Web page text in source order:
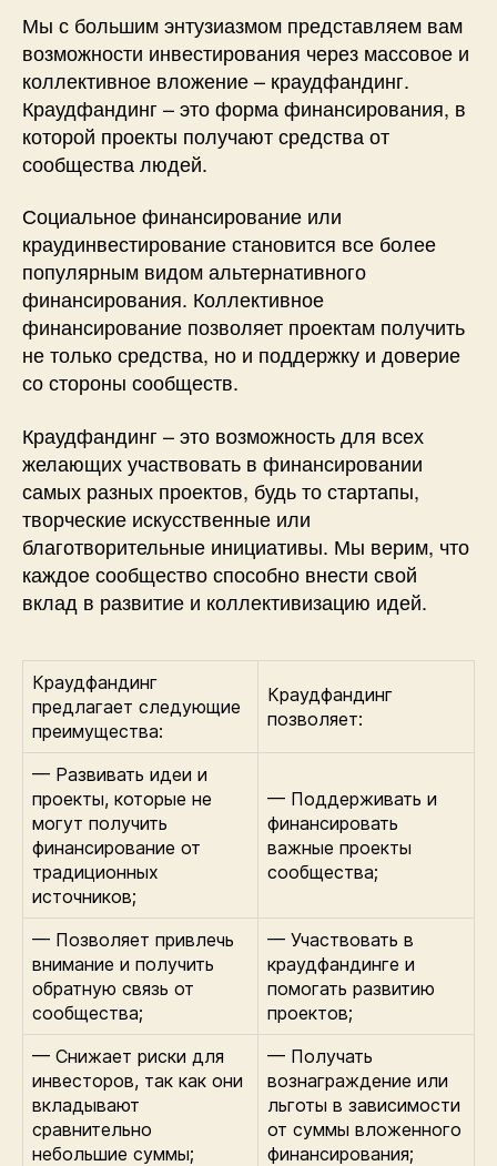
Мы с большим энтузиазмом представляем вам
возможности инвестирования через массовое и
коллективное вложение – краудфандинг.
Краудфандинг – это форма финансирования, в
которой проекты получают средства от
сообщества людей.
Социальное финансирование или
краудинвестирование становится все более
популярным видом альтернативного
финансирования. Коллективное
финансирование позволяет проектам получить
не только средства, но и поддержку и доверие
со стороны сообществ.
Краудфандинг – это возможность для всех
желающих участвовать в финансировании
самых разных проектов, будь то стартапы,
творческие искусственные или
благотворительные инициативы. Мы верим, что
каждое сообщество способно внести свой
вклад в развитие и коллективизацию идей.
Краудфандинг
предлагает следующие
преимущества:
Краудфандинг
позволяет:
— Развивать идеи и
проекты, которые не
могут получить
финансирование от
традиционных
источников;
— Поддерживать и
финансировать
важные проекты
сообщества;
— Позволяет привлечь
внимание и получить
обратную связь от
сообщества;
— Участвовать в
краудфандинге и
помогать развитию
проектов;
— Снижает риски для
инвесторов, так как они
вкладывают
сравнительно
небольшие суммы;
— Получать
вознаграждение или
льготы в зависимости
от суммы вложенного
финансирования;